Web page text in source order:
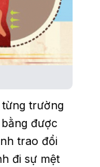
trường
được
trao đổi
đi sự mệt